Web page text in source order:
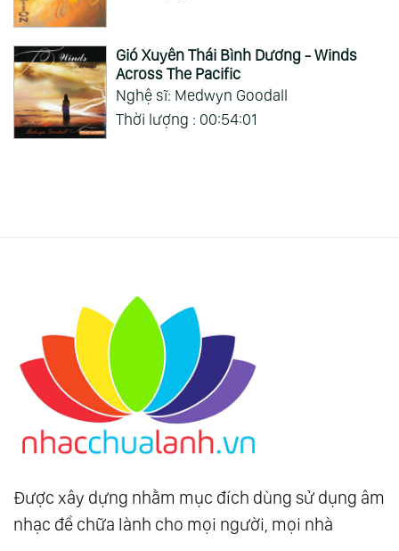
Gió Xuyên Thái Bình Dương - Winds
Across The Pacific
Nghệ sĩ: Medwyn Goodall
Thời lượng : 00:54:01
Được xây dựng nhằm mục đích dùng sử dụng âm
nhạc để chữa lành cho mọi người, mọi nhà